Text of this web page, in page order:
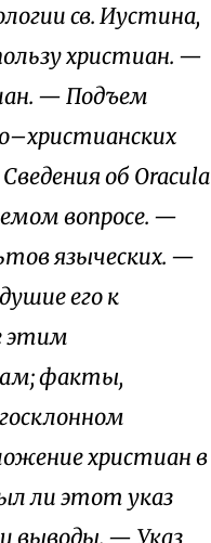
св. Иустина,
христиан. —
— Подъем
об Oracula
вопросе. —
языческих. —
его к
этим
факты,
христиан в
ли этот указ
выводы. — Указ